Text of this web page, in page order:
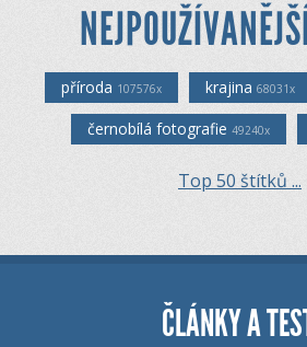
příroda 107576x krajina 68031x
černobílá fotografie 49240x
Top 50 štítků ...
ČLÁNKY A